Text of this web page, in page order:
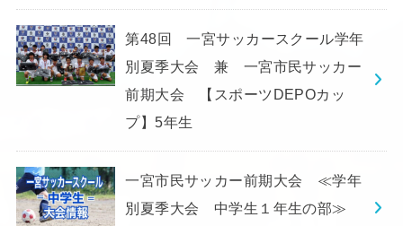
第48回 一宮サッカースクール学年
別夏季大会 兼 一宮市民サッカー
前期大会 【スポーツDEPOカッ
プ】5年生
一宮市民サッカー前期大会 ≪学年
別夏季大会 中学生１年生の部≫